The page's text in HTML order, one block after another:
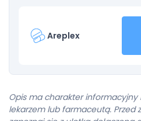
Areplex
Opis ma charakter informacyjny
lekarzem lub farmaceutą. Przed